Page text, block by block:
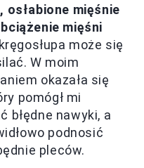
osłabione mięśnie
mięśni
może się
W moim
okazała się
pomógł mi
błędne nawyki, a
podnosić
pleców.